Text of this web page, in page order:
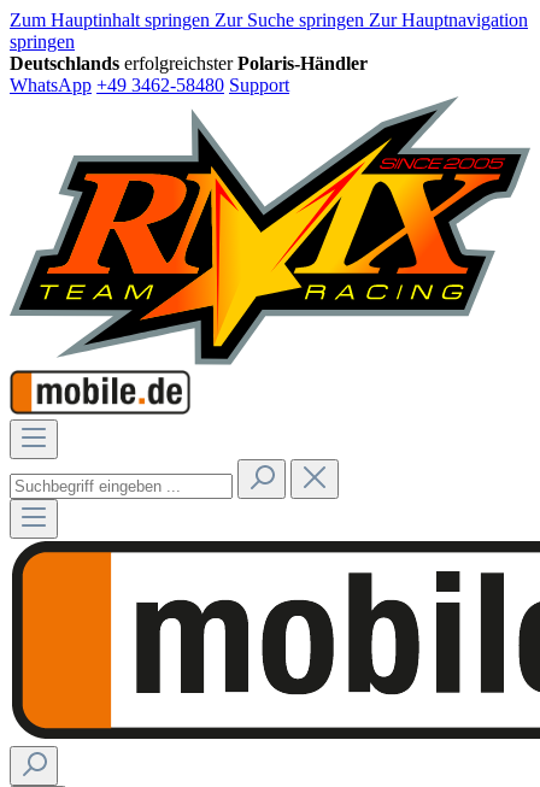
Zum Hauptinhalt springen Zur Suche springen Zur Hauptnavigation
springen
Deutschlands erfolgreichster Polaris-Händler
WhatsApp +49 3462-58480 Support